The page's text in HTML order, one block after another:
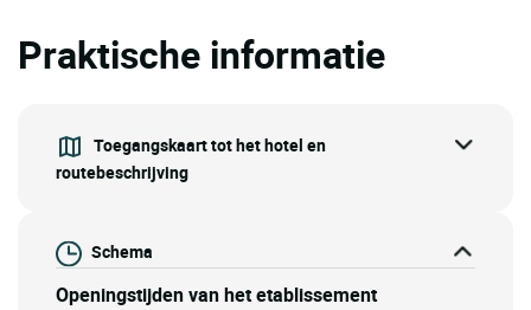
Praktische informatie
Toegangskaart tot het hotel en
routebeschrijving
Schema
Openingstijden van het etablissement